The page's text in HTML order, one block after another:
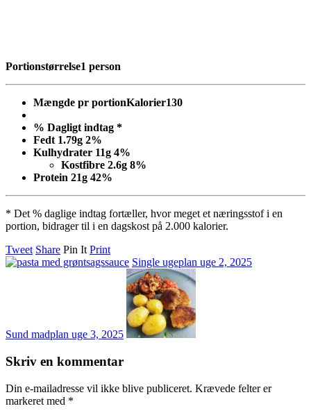
Portionstørrelse1 person
Mængde pr portionKalorier130
% Dagligt indtag *
Fedt 1.79g 2%
Kulhydrater 11g 4%
Kostfibre 2.6g 8%
Protein 21g 42%
* Det % daglige indtag fortæller, hvor meget et næringsstof i en
portion, bidrager til i en dagskost på 2.000 kalorier.
Tweet Share Pin It Print
Single ugeplan uge 2, 2025
Sund madplan uge 3, 2025
Skriv en kommentar
Din e-mailadresse vil ikke blive publiceret. Krævede felter er
markeret med *